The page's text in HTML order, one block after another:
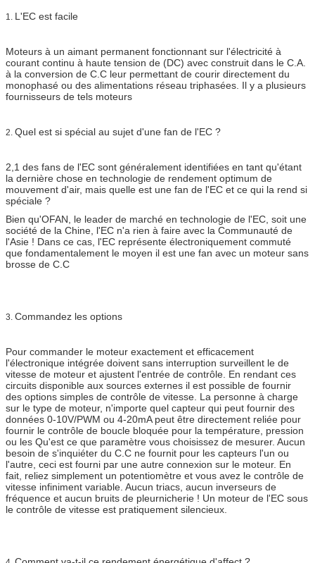
1. L'EC est facile
Moteurs à un aimant permanent fonctionnant sur l'électricité à
courant continu à haute tension de (DC) avec construit dans le C.A.
à la conversion de C.C leur permettant de courir directement du
monophasé ou des alimentations réseau triphasées. Il y a plusieurs
fournisseurs de tels moteurs
2. Quel est si spécial au sujet d'une fan de l'EC ?
2,1 des fans de l'EC sont généralement identifiées en tant qu'étant
la dernière chose en technologie de rendement optimum de
mouvement d'air, mais quelle est une fan de l'EC et ce qui la rend si
spéciale ?
Bien qu'OFAN, le leader de marché en technologie de l'EC, soit une
société de la Chine, l'EC n'a rien à faire avec la Communauté de
l'Asie ! Dans ce cas, l'EC représente électroniquement commuté
que fondamentalement le moyen il est une fan avec un moteur sans
brosse de C.C
3. Commandez les options
Pour commander le moteur exactement et efficacement
l'électronique intégrée doivent sans interruption surveillent le de
vitesse de moteur et ajustent l'entrée de contrôle. En rendant ces
circuits disponible aux sources externes il est possible de fournir
des options simples de contrôle de vitesse. La personne à charge
sur le type de moteur, n'importe quel capteur qui peut fournir des
données 0-10V/PWM ou 4-20mA peut être directement reliée pour
fournir le contrôle de boucle bloquée pour la température, pression
ou les Qu'est ce que paramètre vous choisissez de mesurer. Aucun
besoin de s'inquiéter du C.C ne fournit pour les capteurs l'un ou
l'autre, ceci est fourni par une autre connexion sur le moteur. En
fait, reliez simplement un potentiomètre et vous avez le contrôle de
vitesse infiniment variable. Aucun triacs, aucun inverseurs de
fréquence et aucun bruits de pleurnicherie ! Un moteur de l'EC sous
le contrôle de vitesse est pratiquement silencieux.